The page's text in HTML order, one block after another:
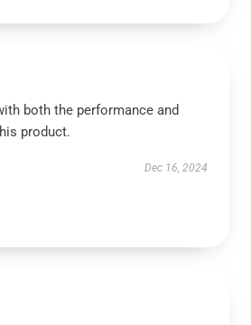
both the performance and
product.
Dec 16, 2024